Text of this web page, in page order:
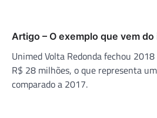
Artigo – O exemplo que vem
Unimed Volta Redonda fechou
R$ 28 milhões, o que representa
comparado a 2017.